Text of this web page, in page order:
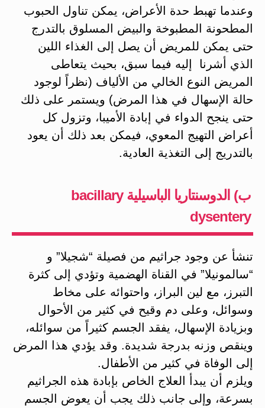
وعندما تهبط حدة الأعراض، يمكن تناول الحبوب
المطحونة المطبوخة والبيض المسلوق بالتدرج
حتى يمكن للمريض أن يصل إلى الغذاء اللين
الذي أشرنا إليه فيما سبق، بحيث يتعاطى
المريض النوع الخالي من الألياف (نظراً لوجود
حالة الإسهال في هذا المرض) ويستمر على ذلك
حتى ينجح الدواء في إبادة الأميبا، وتزول كل
أعراض التهيج المعوي، فيمكن بعد ذلك أن يعود
بالتدريج إلى التغذية العادية.
ب) الدوسنتاريا الباسيلية bacillary
dysentery
تنشأ عن وجود جراثيم من فصيلة “شجيلا” و
“سالمونيلا” في القناة الهضمية وتؤدي إلى كثرة
التبرز، مع لين البراز، واحتوائه على مخاط
وسوائل، وعلى دم وقيح في كثير من الأحوال
وبزيادة الإسهال، يفقد الجسم كثيراً من سوائله،
وينقص وزنه بدرجة شديدة. وقد يؤدي هذا المرض
إلى الوفاة في كثير من الأطفال.
ويلزم أن يبدأ العلاج الخاص بإبادة هذه الجراثيم
بسرعة، وإلى جانب ذلك يجب أن يعوض الجسم